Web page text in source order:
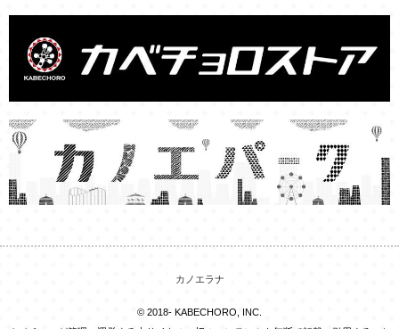
カノエラナ
© 2018- KABECHORO, INC.